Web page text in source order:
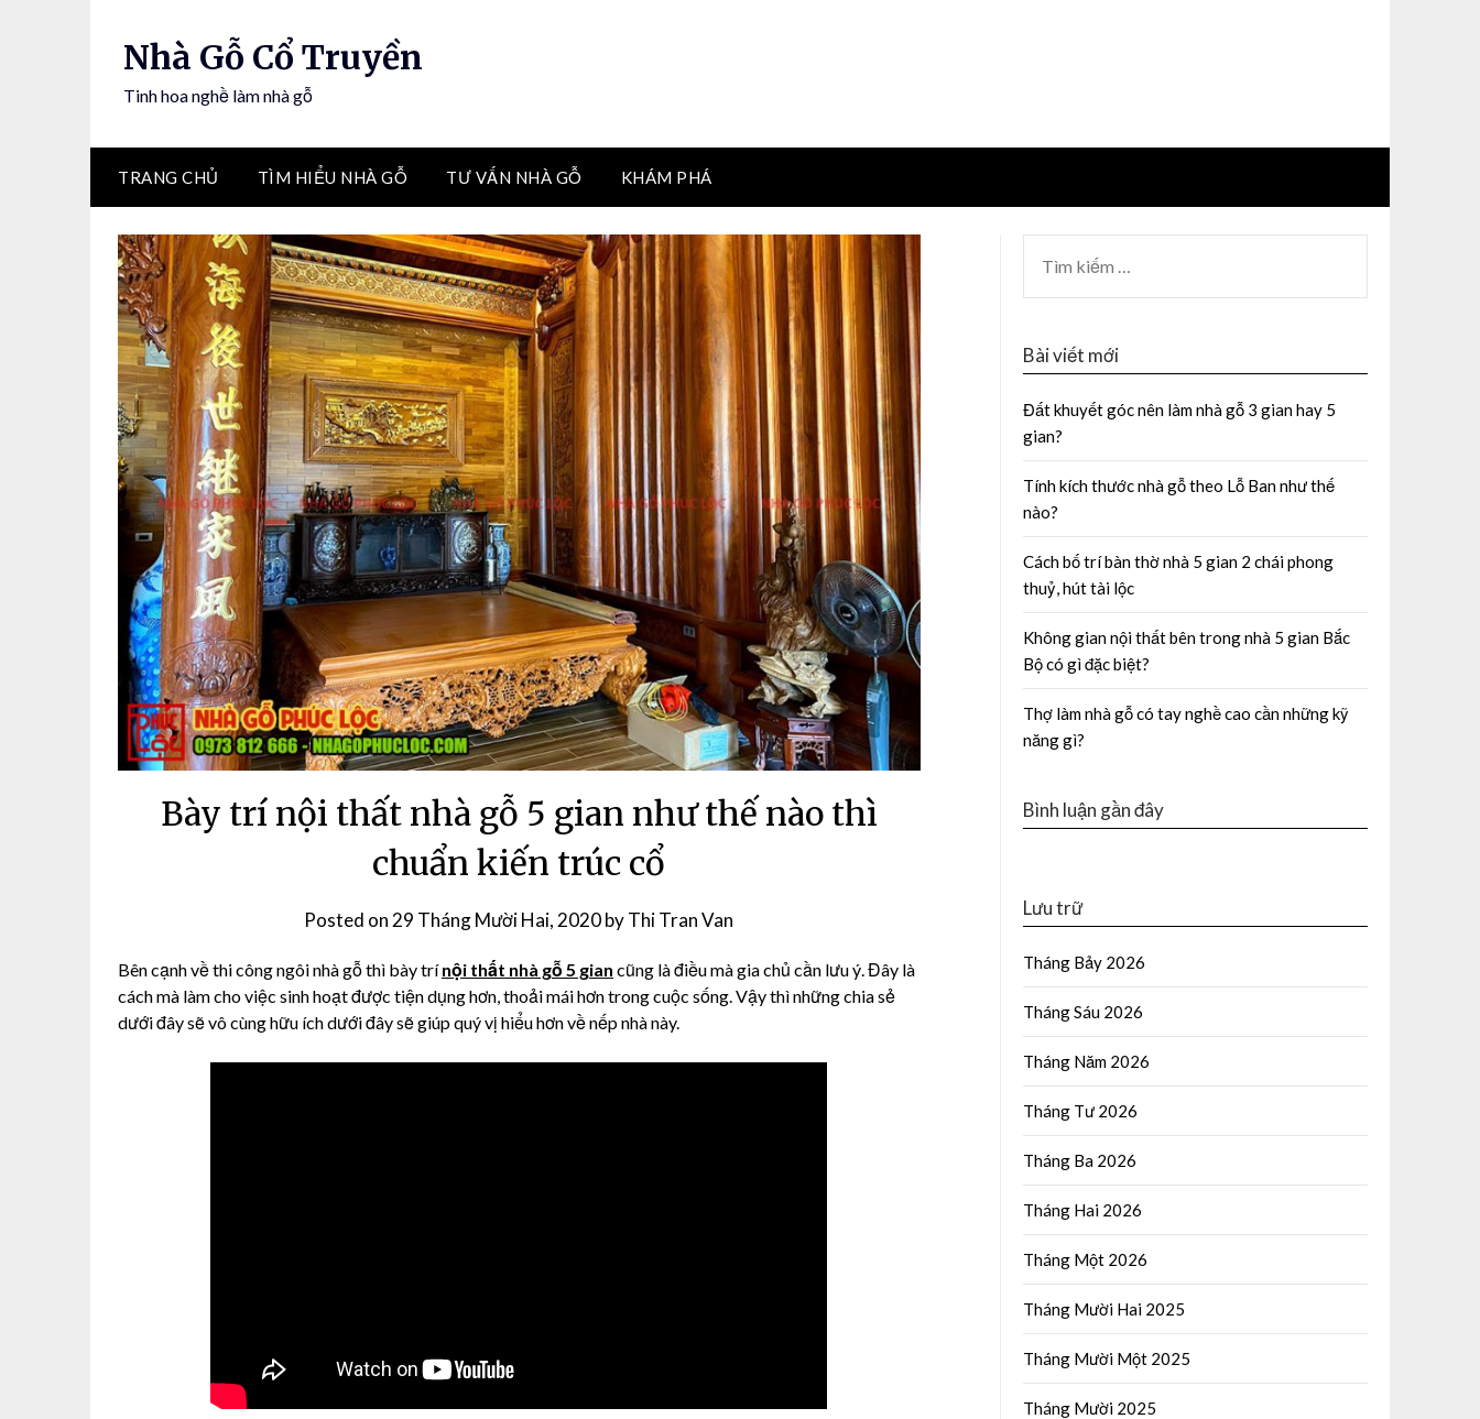
Nhà Gỗ Cổ Truyền
Tinh hoa nghề làm nhà gỗ
TRANG CHỦ TÌM HIỂU NHÀ GỖ TƯ VẤN NHÀ GỖ KHÁM PHÁ
Bày trí nội thất nhà gỗ 5 gian như thế nào thì
chuẩn kiến trúc cổ
Posted on 29 Tháng Mười Hai, 2020byThi Tran Van
Bên cạnh về thi công ngôi nhà gỗ thì bày trínội thất nhà gỗ 5 gian cũng là điều mà gia chủ cần lưu ý. Đây là
cách mà làm cho việc sinh hoạt được tiện dụng hơn, thoải mái hơn trong cuộc sống. Vậy thì những chia sẻ
dưới đây sẽ vô cùng hữu ích dưới đây sẽ giúp quý vị hiểu hơn về nếp nhà này.
Bài viết mới
Đất khuyết góc nên làm nhà gỗ 3 gian hay 5
gian?
Tính kích thước nhà gỗ theo Lỗ Ban như thế
nào?
Cách bố trí bàn thờ nhà 5 gian 2 chái phong
thuỷ, hút tài lộc
Không gian nội thất bên trong nhà 5 gian Bắc
Bộ có gì đặc biệt?
Thợ làm nhà gỗ có tay nghề cao cần những kỹ
năng gì?
Bình luận gần đây
Lưu trữ
Tháng Bảy 2026
Tháng Sáu 2026
Tháng Năm 2026
Tháng Tư 2026
Tháng Ba 2026
Tháng Hai 2026
Tháng Một 2026
Tháng Mười Hai 2025
Tháng Mười Một 2025
Tháng Mười 2025